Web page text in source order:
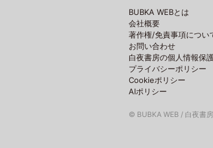
BUBKA WEBとは
会社概要
著作権/免責事項につい
お問い合わせ
白夜書房の個人情報保
プライバシーポリシー
Cookieポリシー
AIポリシー
© BUBKA WEB / 白夜書